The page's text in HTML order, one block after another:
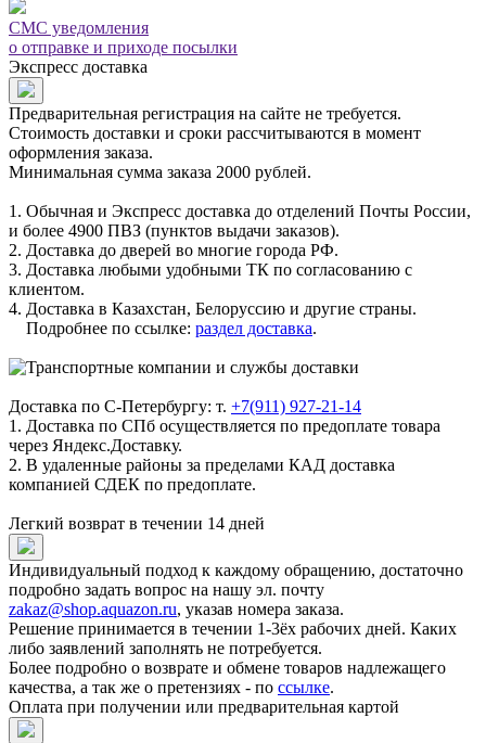
СМС уведомления
о отправке и приходе посылки
Экспресс доставка
Предварительная регистрация на сайте не требуется.
Стоимость доставки и сроки рассчитываются в момент
оформления заказа.
Минимальная сумма заказа 2000 рублей.
1. Обычная и Экспресс доставка до отделений Почты России,
и более 4900 ПВЗ (пунктов выдачи заказов).
2. Доставка до дверей во многие города РФ.
3. Доставка любыми удобными ТК по согласованию с
клиентом.
4. Доставка в Казахстан, Белоруссию и другие страны.
Подробнее по ссылке: раздел доставка.
Доставка по С-Петербургу: т. +7(911) 927-21-14
1. Доставка по СПб осуществляется по предоплате товара
через Яндекс.Доставку.
2. В удаленные районы за пределами КАД доставка
компанией СДЕК по предоплате.
Легкий возврат в течении 14 дней
Индивидуальный подход к каждому обращению, достаточно
подробно задать вопрос на нашу эл. почту
zakaz@shop.aquazon.ru, указав номера заказа.
Решение принимается в течении 1-3ёх рабочих дней. Каких
либо заявлений заполнять не потребуется.
Более подробно о возврате и обмене товаров надлежащего
качества, а так же о претензиях - по ссылке.
Оплата при получении или предварительная картой